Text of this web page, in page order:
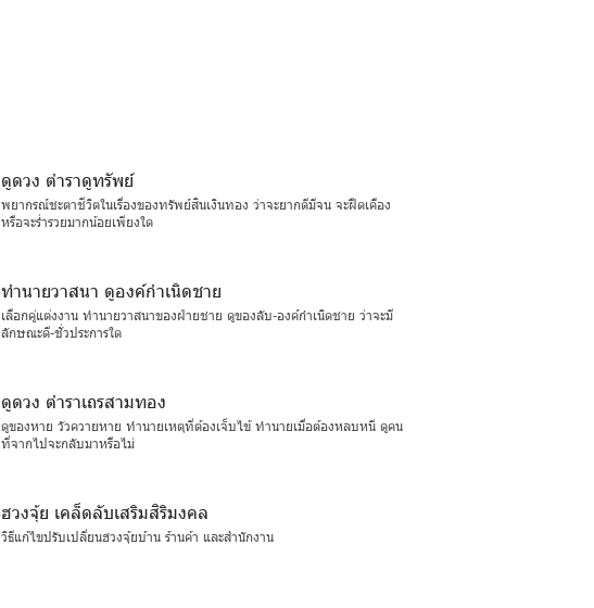
ดูดวง ตำราดูทรัพย์
พยากรณ์ชะตาชีวิตในเรื่องของทรัพย์สินเงินทอง ว่าจะยากดีมีจน จะฝืดเคือง
หรือจะร่ำรวยมากน้อยเพียงใด
ทำนายวาสนา ดูองค์กำเนิดชาย
เลือกคู่แต่งงาน ทำนายวาสนาของฝ่ายชาย ดูของลับ-องค์กำเนิดชาย ว่าจะมี
ลักษณะดี-ชั่วประการใด
ดูดวง ตำราเถรสามทอง
ดูของหาย วัวควายหาย ทำนายเหตุที่ต้องเจ็บไข้ ทำนายเมื่อต้องหลบหนี ดูคน
ที่จากไปจะกลับมาหรือไม่
ฮวงจุ้ย เคล็ดลับเสริมสิริมงคล
วิธีแก้ไขปรับเปลี่ยนฮวงจุ้ยบ้าน ร้านค้า และสำนักงาน